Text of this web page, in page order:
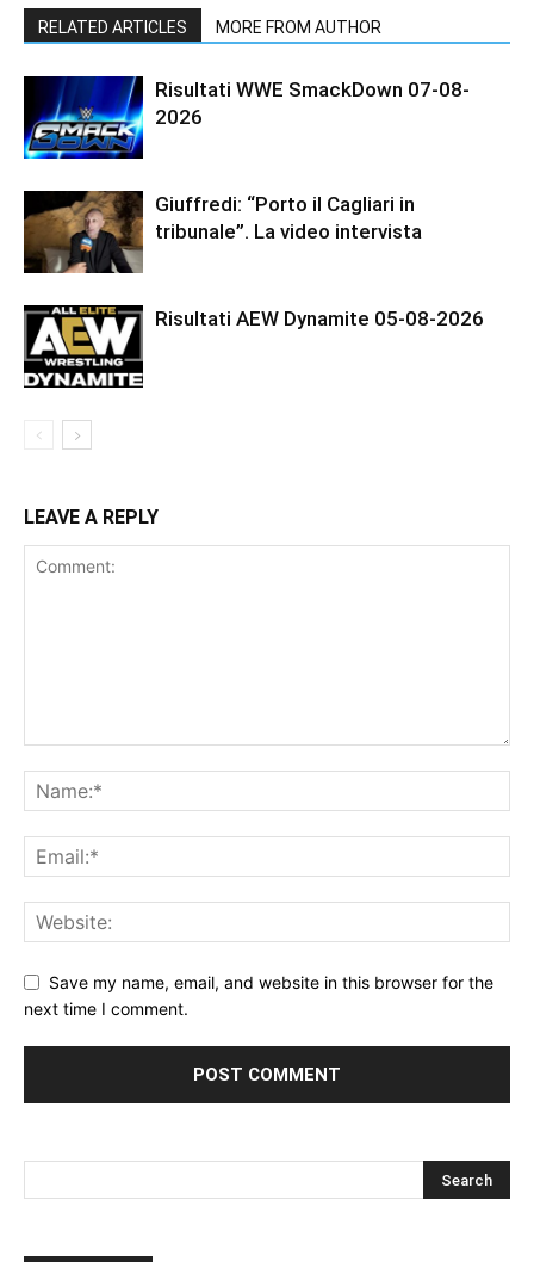
RELATED ARTICLES MORE FROM AUTHOR
Risultati WWE SmackDown 07-08-
2026
Giuffredi: “Porto il Cagliari in
tribunale”. La video intervista
Risultati AEW Dynamite 05-08-2026
LEAVE A REPLY
Save my name, email, and website in this browser for the
next time I comment.